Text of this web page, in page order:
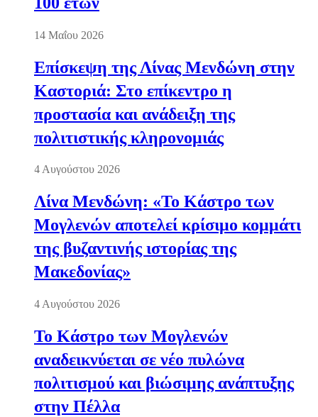
14 Μαΐου 2026
Επίσκεψη της Λίνας Μενδώνη στην
Καστοριά: Στο επίκεντρο η
προστασία και ανάδειξη της
πολιτιστικής κληρονομιάς
4 Αυγούστου 2026
Λίνα Μενδώνη: «Το Κάστρο των
Μογλενών αποτελεί κρίσιμο κομμάτι
της βυζαντινής ιστορίας της
Μακεδονίας»
4 Αυγούστου 2026
Το Κάστρο των Μογλενών
αναδεικνύεται σε νέο πυλώνα
πολιτισμού και βιώσιμης ανάπτυξης
στην Πέλλα